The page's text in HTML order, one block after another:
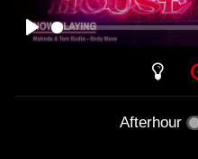
PLAY
Afterhour